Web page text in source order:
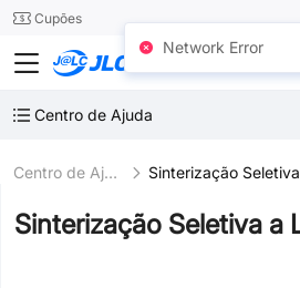
24SMTCupões
JLC3DP
Centro de Ajuda
Centro de Ajuda Sinterização
Sinterização Seletiva a
Network Error